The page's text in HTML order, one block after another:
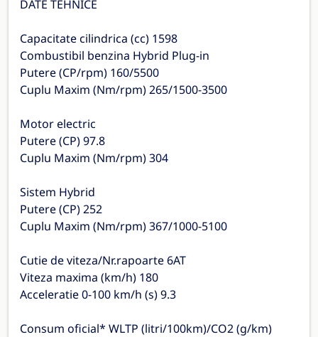
DATE TEHNICE
Capacitate cilindrica (cc) 1598
Combustibil benzina Hybrid Plug-in
Putere (CP/rpm) 160/5500
Cuplu Maxim (Nm/rpm) 265/1500-3500
Motor electric
Putere (CP) 97.8
Cuplu Maxim (Nm/rpm) 304
Sistem Hybrid
Putere (CP) 252
Cuplu Maxim (Nm/rpm) 367/1000-5100
Cutie de viteza/Nr.rapoarte 6AT
Viteza maxima (km/h) 180
Acceleratie 0-100 km/h (s) 9.3
Consum oficial* WLTP (litri/100km)/CO2 (g/km)